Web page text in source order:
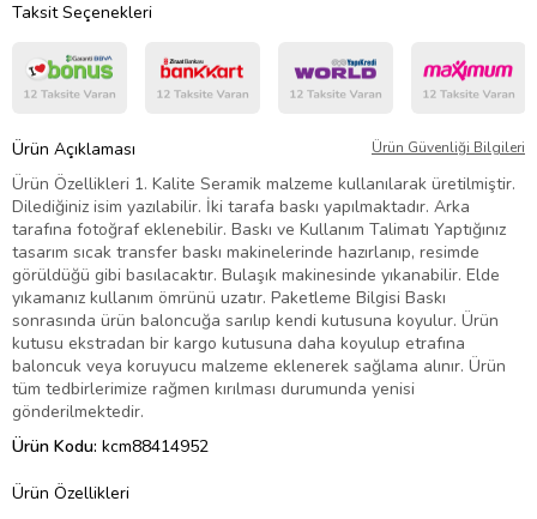
Taksit Seçenekleri
Ürün Açıklaması Ürün Güvenliği Bilgileri
Ürün Özellikleri 1. Kalite Seramik malzeme kullanılarak üretilmiştir.
Dilediğiniz isim yazılabilir. İki tarafa baskı yapılmaktadır. Arka
tarafına fotoğraf eklenebilir. Baskı ve Kullanım Talimatı Yaptığınız
tasarım sıcak transfer baskı makinelerinde hazırlanıp, resimde
görüldüğü gibi basılacaktır. Bulaşık makinesinde yıkanabilir. Elde
yıkamanız kullanım ömrünü uzatır. Paketleme Bilgisi Baskı
sonrasında ürün baloncuğa sarılıp kendi kutusuna koyulur. Ürün
kutusu ekstradan bir kargo kutusuna daha koyulup etrafına
baloncuk veya koruyucu malzeme eklenerek sağlama alınır. Ürün
tüm tedbirlerimize rağmen kırılması durumunda yenisi
gönderilmektedir.
Ürün Kodu: kcm88414952
Ürün Özellikleri